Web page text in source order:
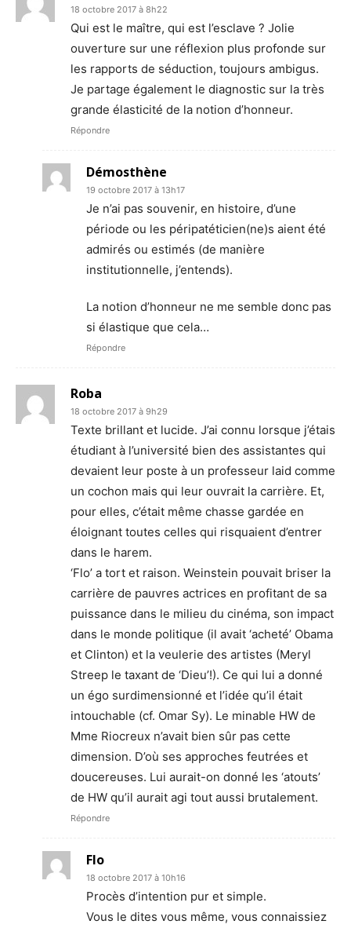
18 octobre 2017 à 8h22
Qui est le maître, qui est l’esclave ? Jolie
ouverture sur une réflexion plus profonde sur
les rapports de séduction, toujours ambigus.
Je partage également le diagnostic sur la très
grande élasticité de la notion d’honneur.
Répondre
Démosthène
19 octobre 2017 à 13h17
Je n’ai pas souvenir, en histoire, d’une
période ou les péripatéticien(ne)s aient été
admirés ou estimés (de manière
institutionnelle, j’entends).
La notion d’honneur ne me semble donc pas
si élastique que cela…
Répondre
Roba
18 octobre 2017 à 9h29
Texte brillant et lucide. J’ai connu lorsque j’étais
étudiant à l’université bien des assistantes qui
devaient leur poste à un professeur laid comme
un cochon mais qui leur ouvrait la carrière. Et,
pour elles, c’était même chasse gardée en
éloignant toutes celles qui risquaient d’entrer
dans le harem.
‘Flo’ a tort et raison. Weinstein pouvait briser la
carrière de pauvres actrices en profitant de sa
puissance dans le milieu du cinéma, son impact
dans le monde politique (il avait ‘acheté’ Obama
et Clinton) et la veulerie des artistes (Meryl
Streep le taxant de ‘Dieu’!). Ce qui lui a donné
un égo surdimensionné et l’idée qu’il était
intouchable (cf. Omar Sy). Le minable HW de
Mme Riocreux n’avait bien sûr pas cette
dimension. D’où ses approches feutrées et
doucereuses. Lui aurait-on donné les ‘atouts’
de HW qu’il aurait agi tout aussi brutalement.
Répondre
Flo
18 octobre 2017 à 10h16
Procès d’intention pur et simple.
Vous le dites vous même, vous connaissiez